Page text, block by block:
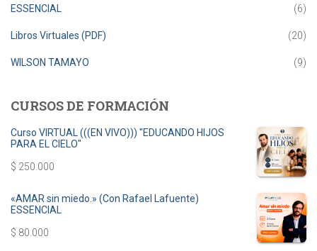
ESSENCIAL (6)
Libros Virtuales (PDF) (20)
WILSON TAMAYO (9)
CURSOS DE FORMACIÓN
Curso VIRTUAL (((EN VIVO))) "EDUCANDO HIJOS
PARA EL CIELO"
$ 250.000
«AMAR sin miedo.» (Con Rafael Lafuente)
ESSENCIAL
$ 80.000